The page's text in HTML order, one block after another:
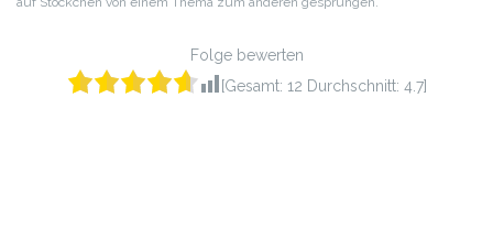
Folge bewerten
[Gesamt: 12 Durchschnitt: 4.7]